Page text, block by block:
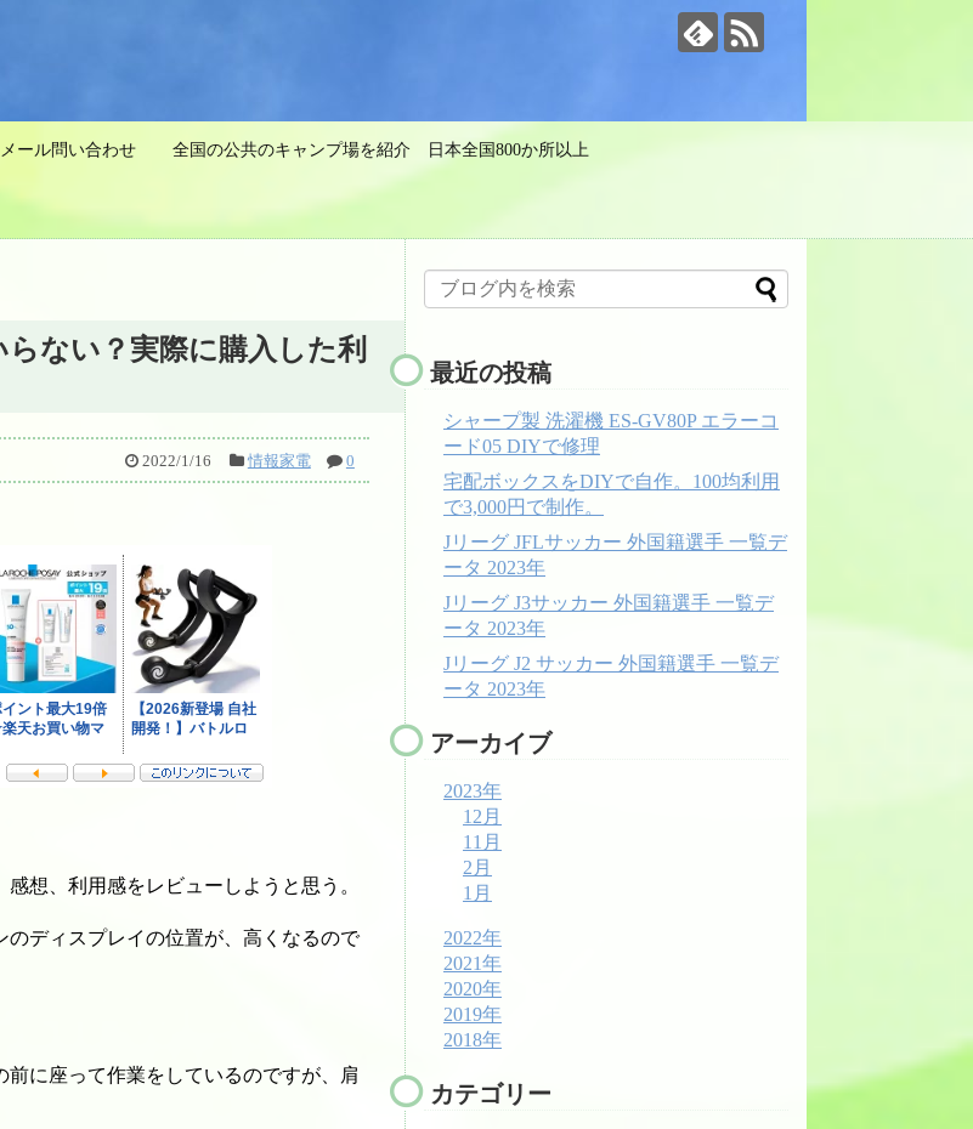
メール問い合わせ 全国の公共のキャンプ場を紹介 日本全国800か所以上
ない？実際に購入した利
2022/1/16 情報家電 0
想、利用感をレビューしようと思う。
のディスプレイの位置が、高くなるので
に座って作業をしているのですが、肩
最近の投稿
シャープ製 洗濯機 ES-GV80P エラーコ
ード05 DIYで修理
宅配ボックスをDIYで自作。100均利用
で3,000円で制作。
Jリーグ JFLサッカー 外国籍選手 一覧デ
ータ 2023年
Jリーグ J3サッカー 外国籍選手 一覧デ
ータ 2023年
Jリーグ J2 サッカー 外国籍選手 一覧デ
ータ 2023年
アーカイブ
2023年
12月
11月
2月
1月
2022年
2021年
2020年
2019年
2018年
カテゴリー